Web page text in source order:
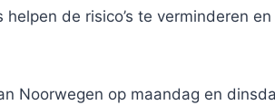
de risico’s te verminderen en
Noorwegen op maandag en